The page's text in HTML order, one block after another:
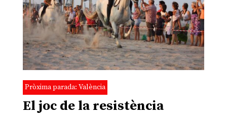
Pròxima parada: València
El joc de la resistència